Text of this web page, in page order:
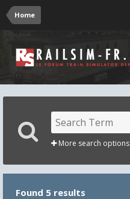
Home
More search options
Found 5 results